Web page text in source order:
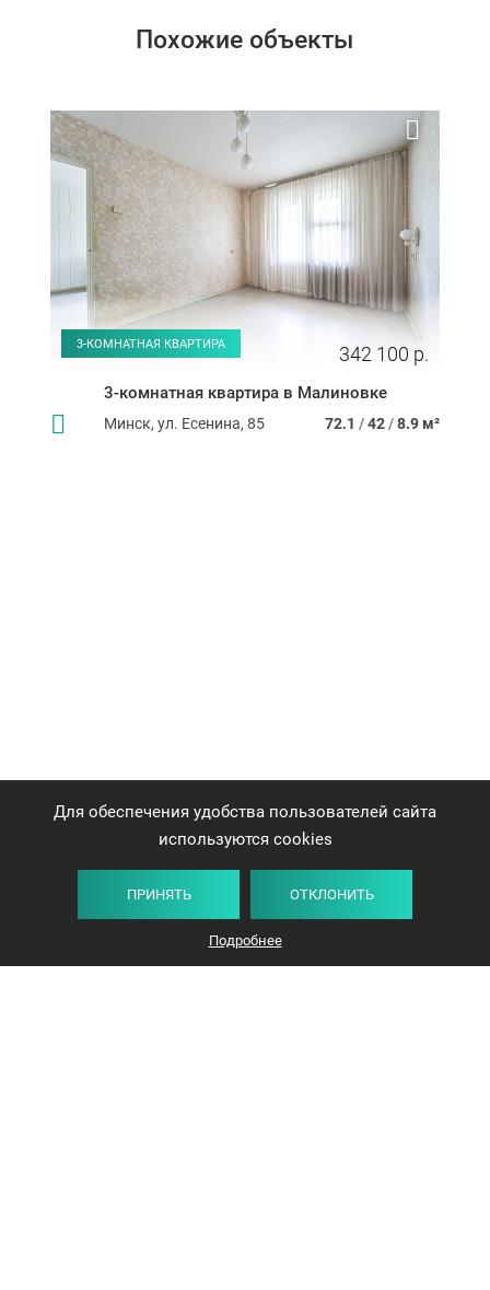
Похожие объекты
3-КОМНАТНАЯ КВАРТИРА 342 100 р.
3-комнатная квартира в Малиновке
Минск, ул. Есенина, 85 72.1 /42/8.9 м²
Для обеспечения удобства пользователей сайта
используются cookies
ПРИНЯТЬ ОТКЛОНИТЬ
Подробнее